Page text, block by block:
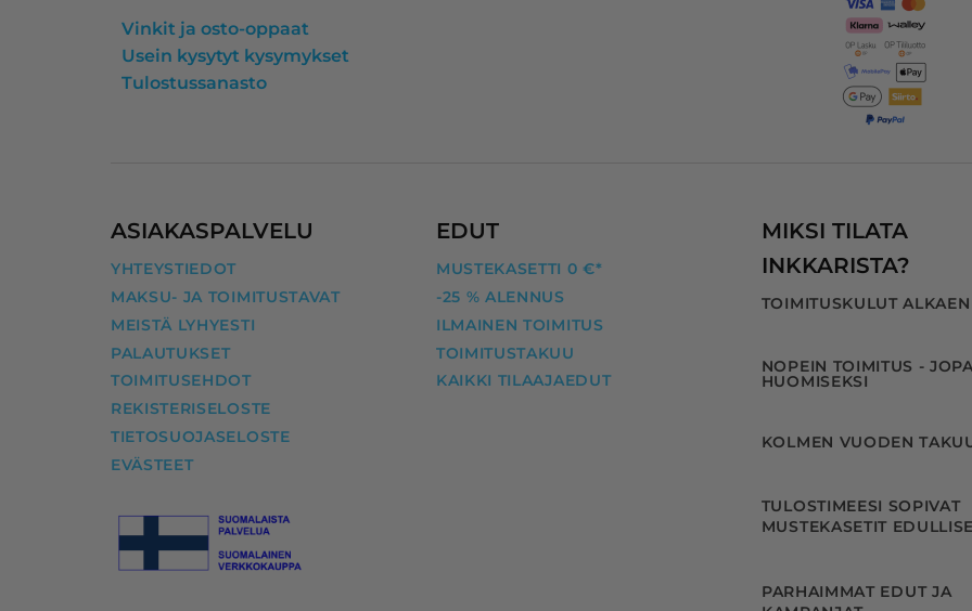
heidän ohjelmansa ehdotti
oikeaa vastaavaa yhteensopivaa
kasettia, jonka myös uskalsin
Vinkit ja osto-oppaat
Usein kysytyt kysymykset
Tulostussanasto
ASIAKASPALVELU
YHTEYSTIEDOT
MAKSU- JA TOIMITUSTAVAT
MEISTÄ LYHYESTI
PALAUTUKSET
TOIMITUSEHDOT
REKISTERISELOSTE
TIETOSUOJASELOSTE
EVÄSTEET
EDUT
MUSTEKASETTI 0 €*
-25 % ALENNUS
ILMAINEN TOIMITUS
TOIMITUSTAKUU
KAIKKI TILAAJAEDUT
MIKSI TILATA
INKKARISTA?
TOIMITUSKULUT
NOPEIN TOIMITUS - JOPA
HUOMISEKSI
KOLMEN VUODEN
TULOSTIMEESI SOPIVAT
MUSTEKASETIT
PARHAIMMAT EDUT JA